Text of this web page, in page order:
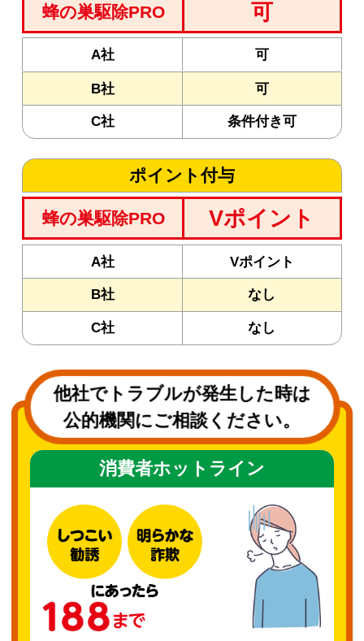
蜂の巣駆除PRO 可
A社 可
B社 可
C社 条件付き可
ポイント付与
蜂の巣駆除PRO Vポイント
A社 Vポイント
B社 なし
C社 なし
他社でトラブルが発生した時は
公的機関にご相談ください。
消費者ホットライン